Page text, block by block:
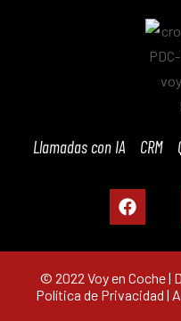
Llamadas con IA CRM
© 2022 Voy en Coche |
Política de Privacidad |